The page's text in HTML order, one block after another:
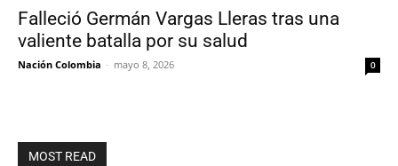
Falleció Germán Vargas Lleras tras una
valiente batalla por su salud
Nación Colombia - mayo 8, 2026 0
MOST READ